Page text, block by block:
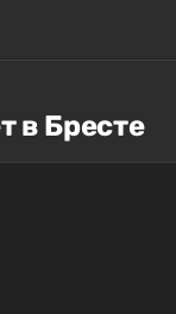
в Бресте